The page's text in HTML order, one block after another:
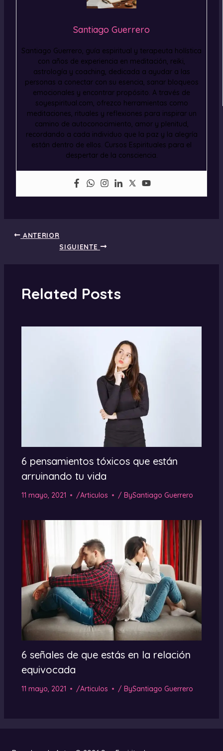
Santiago Guerrero
Santiago Guerrero, guía espiritual y terapeuta holística
con años de experiencia en meditación, reiki,
astrología y coaching, dedicada a ayudar a las
personas a conectar con su esencia, sanar bloqueos
emocionales y encontrar propósito. A través de
soyespiritual.com, ofrezco herramientas como
meditaciones, rituales y reflexiones para inspirar un
camino de autoconocimiento, amor y plenitud,
recordando a cada individuo que la paz y la alegría
están dentro de ellos. Cursos Espirituales para el
despertar de la consciencia.
ANTERIOR
SIGUIENTE
Related Posts
6 pensamientos tóxicos que están
arruinando tu vida
11 mayo, 2021 /Articulos / BySantiago Guerrero
6 señales de que estás en la relación
equivocada
11 mayo, 2021 /Articulos / BySantiago Guerrero